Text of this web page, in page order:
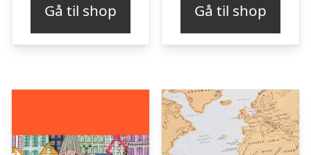
Gå til shop Gå til shop